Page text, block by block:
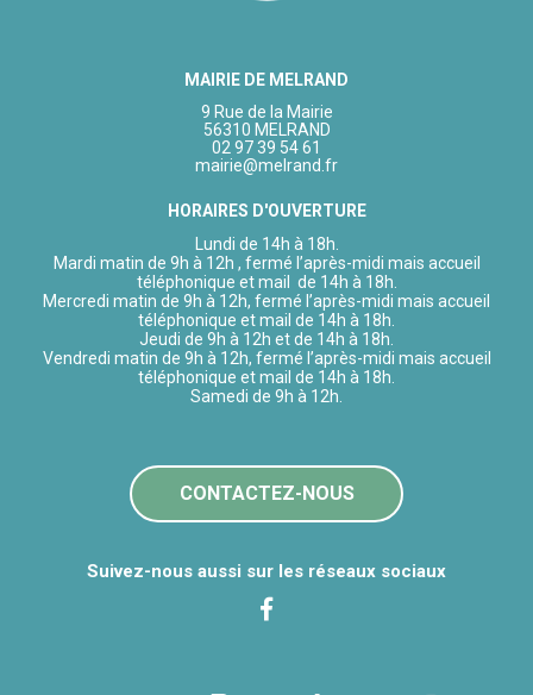
MAIRIE DE MELRAND
9 Rue de la Mairie
56310 MELRAND
02 97 39 54 61
mairie@melrand.fr
HORAIRES D'OUVERTURE
Lundi de 14h à 18h.
Mardi matin de 9h à 12h , fermé l’après-midi mais accueil
téléphonique et mail de 14h à 18h.
Mercredi matin de 9h à 12h, fermé l’après-midi mais accueil
téléphonique et mail de 14h à 18h.
Jeudi de 9h à 12h et de 14h à 18h.
Vendredi matin de 9h à 12h, fermé l’après-midi mais accueil
téléphonique et mail de 14h à 18h.
Samedi de 9h à 12h.
CONTACTEZ-NOUS
Suivez-nous aussi sur les réseaux sociaux